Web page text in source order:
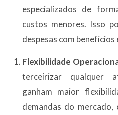
especializados de
custos menores. Isso
despesas com
Flexibilidade
terceirizar qualquer
ganham maior
demandas do